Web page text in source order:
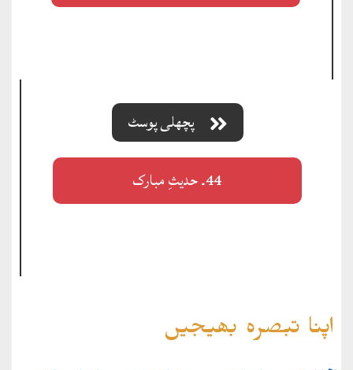
پچھلی پوسٹ
44۔ حدیثِ مبارک
اپنا تبصرہ بھیجیں